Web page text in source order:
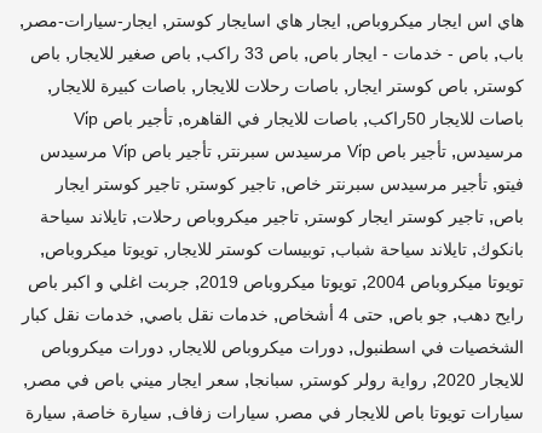
هاي اس ايجار ميكروباص, ايجار هاي اسايجار كوستر , ايجار-سيارات-مصر ,
باب, باص - خدمات - ايجار باص, باص 33 راكب , باص صغير للايجار , باص
كوستر , باص كوستر ايجار , باصات رحلات للايجار , باصات كبيرة للايجار ,
باصات للايجار 50راكب , باصات للايجار في القاهره,
تأجير باص Vi̇p
مرسيدس, تأجير باص Vi̇p مرسيدس سبرنتر ,
تأجير باص Vi̇p مرسيدس
فيتو, تأجير مرسيدس سبرنتر خاص, تاجير كوستر , تاجير كوستر ايجار
باص, تاجير كوستر ايجار كوستر , تاجير ميكروباص رحلات, تايلاند سياحة
بانكوك, تايلاند سياحة شباب, توبيسات كوستر للايجار , تويوتا ميكروباص,
تويوتا ميكروباص 2004 , تويوتا ميكروباص 2019 , جربت اغلي و اكبر باص
رايح دهب, جو باص, حتى 4 أشخاص , خدمات نقل باصي, خدمات نقل كبار
الشخصيات في اسطنبول, دورات ميكروباص للايجار , دورات ميكروباص
للايجار 2020
, رواية رولر كوستر , سبانجا, سعر ايجار ميني باص في مصر ,
سيارات تويوتا باص للايجار في مصر , سيارات زفاف, سيارة خاصة, سيارة